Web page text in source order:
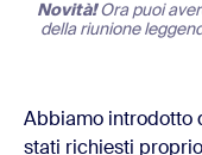
Novità!Ora puoi
della riunione
Abbiamo introdotto
stati richiesti